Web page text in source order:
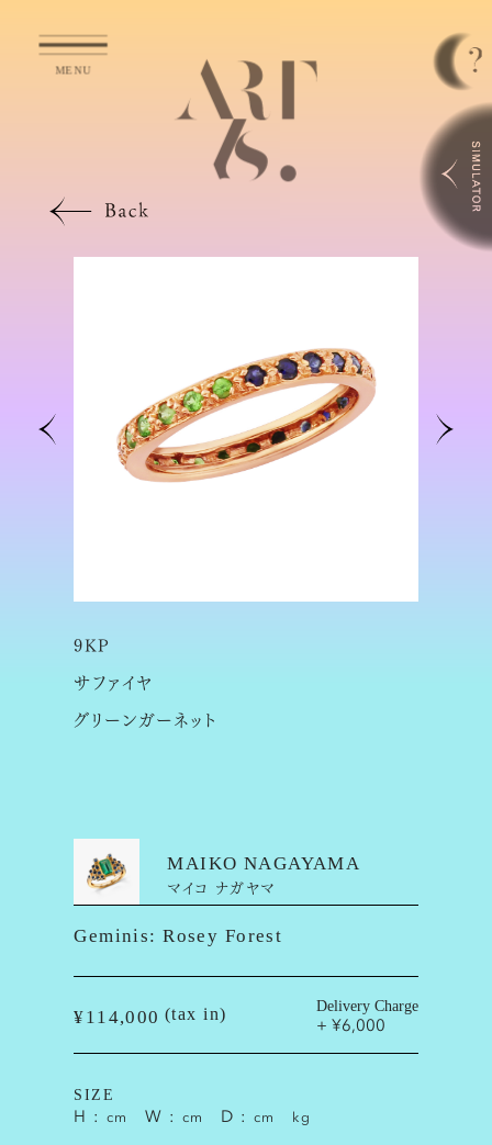
9KP
サファイヤ
グリーンガーネット
MAIKO NAGAYAMA
マイコ ナガヤマ
Geminis: Rosey Forest
¥114,000 (tax in) Delivery Charge
+ ¥6,000
SIZE
H : cm W : cm D :cm kg